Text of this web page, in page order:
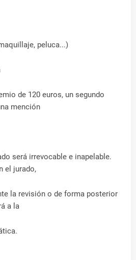
peluca...)
de 120 euros, un segundo
mención
será irrevocable e inapelable.
el jurado,
la revisión o de forma posterior
a la